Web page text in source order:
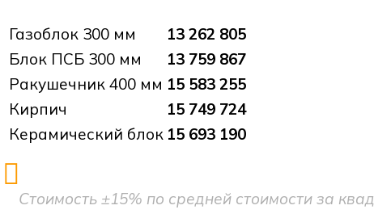
Газоблок 300 мм
13 262 805
Блок ПСБ 300 мм
13 759 867
Ракушечник 400 мм 15 583 255
Кирпич
15 749 724
Керамический блок 15 693 190
Стоимость ±15% по средней стоимости за